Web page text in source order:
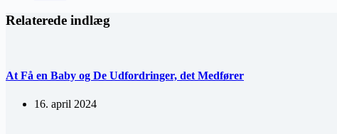
Relaterede indlæg
At Få en Baby og De Udfordringer, det Medfører
16. april 2024